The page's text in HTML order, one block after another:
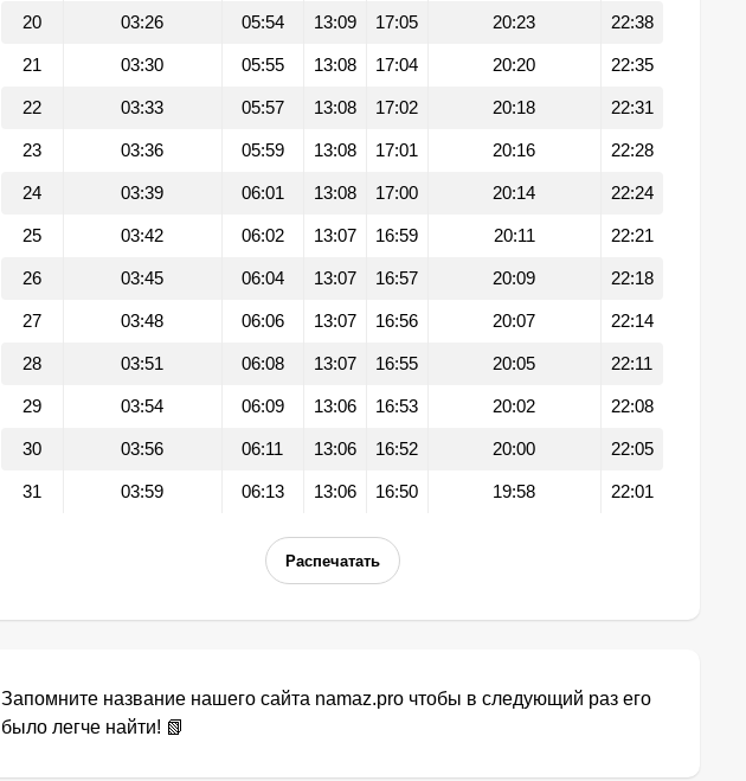
20 03:26 05:54 13:09 17:05 20:23 22:38
21 03:30 05:55 13:08 17:04 20:20 22:35
22 03:33 05:57 13:08 17:02 20:18 22:31
23 03:36 05:59 13:08 17:01 20:16 22:28
24 03:39 06:01 13:08 17:00 20:14 22:24
25 03:42 06:02 13:07 16:59 20:11 22:21
26 03:45 06:04 13:07 16:57 20:09 22:18
27 03:48 06:06 13:07 16:56 20:07 22:14
28 03:51 06:08 13:07 16:55 20:05 22:11
29 03:54 06:09 13:06 16:53 20:02 22:08
30 03:56 06:11 13:06 16:52 20:00 22:05
31 03:59 06:13 13:06 16:50 19:58 22:01
Распечатать
Запомните название нашего сайта namaz.pro чтобы в следующий раз его
было легче найти! 📗